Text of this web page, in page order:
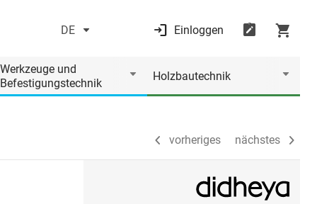
DE Einloggen
Werkzeuge und
Befestigungstechnik
Holzbautechnik
vorheriges nächstes
vorheriges nächstes